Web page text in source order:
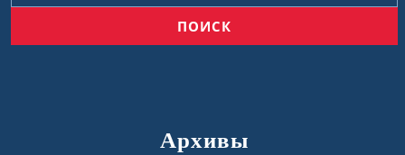
Архивы